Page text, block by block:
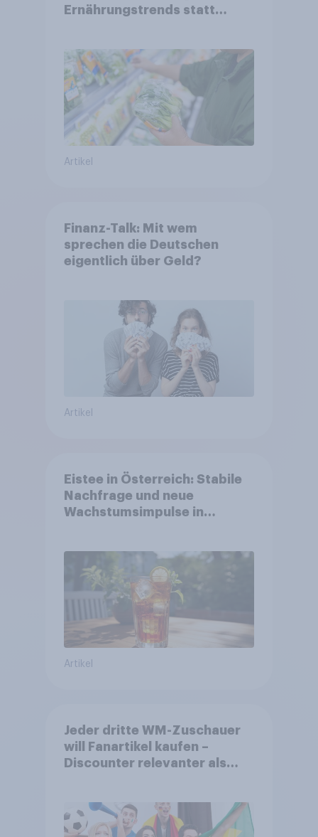
Ernährungstrends statt
Artikel
Finanz-Talk: Mit wem
sprechen die Deutschen
eigentlich über Geld?
Artikel
Eistee in Österreich: Stabile
Nachfrage und neue
Wachstumsimpulse in
Artikel
Jeder dritte WM-Zuschauer
will Fanartikel kaufen –
Discounter relevanter als